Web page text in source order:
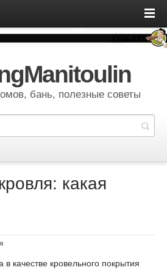
бань, полезные советы
какая
качестве кровельного покрытия